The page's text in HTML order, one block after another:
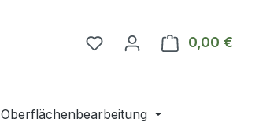
Du hast 0 Produkte auf
0,00 €
Oberflächenbearbeitung